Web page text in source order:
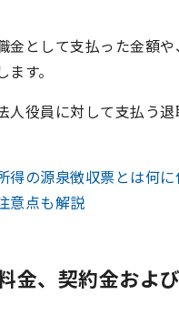
金として支払った金額
す。
人役員に対して支払う
得の源泉徴収票とは何
意点も解説
金、契約金およ